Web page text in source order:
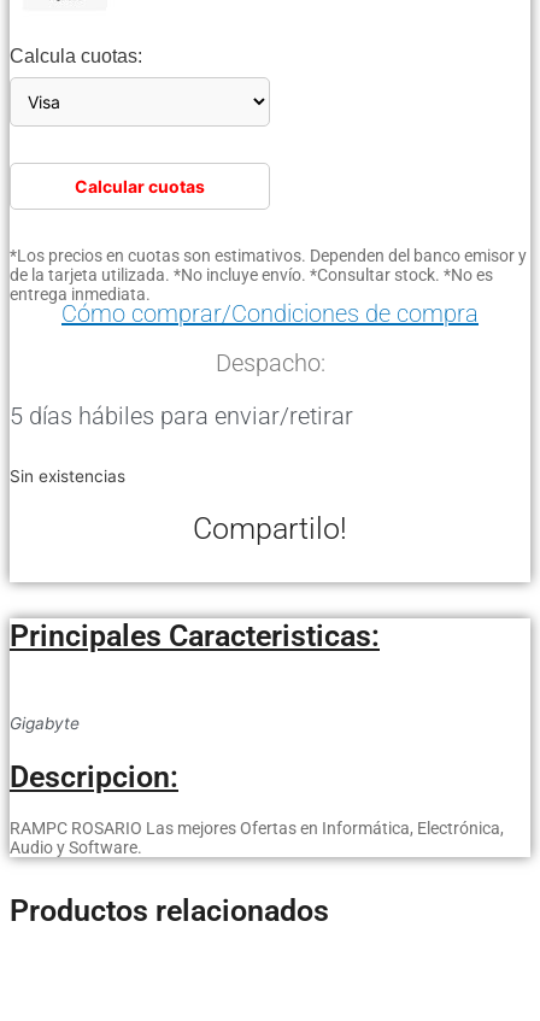
Calcula cuotas:
Calcular cuotas
*Los precios en cuotas son estimativos. Dependen del banco emisor y
de la tarjeta utilizada. *No incluye envío. *Consultar stock. *No es
entrega inmediata.
Cómo comprar/Condiciones de compra
Despacho:
5 días hábiles para enviar/retirar
Sin existencias
Compartilo!
Principales Caracteristicas:
Gigabyte
Descripcion:
RAMPC ROSARIO Las mejores Ofertas en Informática, Electrónica,
Audio y Software.
Productos relacionados